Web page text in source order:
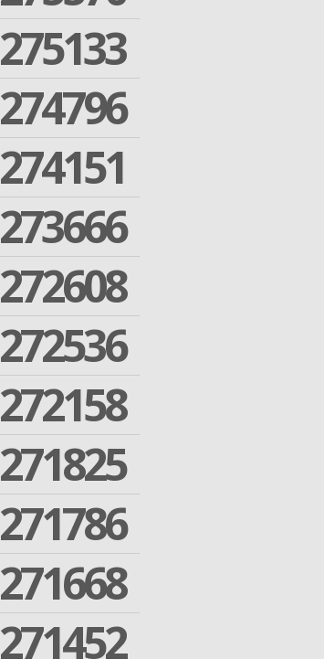
275133
274796
274151
273666
272608
272536
272158
271825
271786
271668
271452